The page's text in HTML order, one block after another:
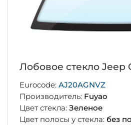
Лобовое стекло Jeep
Eurocode: AJ20AGNVZ
Производитель: Fuyao
Цвет стекла: Зеленое
Цвет полосы у стекла: без